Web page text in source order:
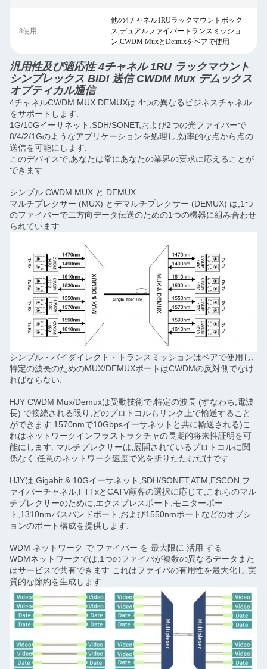
8使用:
他の4チャネル1RUラックマウントボック
ス,デュアルファイバートランスミッショ
ン,CWDM MuxとDemuxをペアで使用
汎用性及び適応性 4チャネル 1RU ラックマウント
シンプレックス BIDI 送信 CWDM Mux デムックス
オプティカル通信
4チャネルCWDM MUX DEMUXは 4つの異なるビジネスチャネル
をサポートします.
1G/10Gイーサネット,SDH/SONET,および2つの光ファイバーで
8/4/2/1Gのようなアプリケーションを処理し,効率的な点から点の
送信を可能にします.
このデバイスで,あなたは常にあなたの業界の要求に応えることが
できます.
シンプル CWDM MUX と DEMUX
マルチプレクサー (MUX) とデマルチプレクサー (DEMUX) は,1つ
のファイバーで二方向データ伝送のための1つの機器に組み合わせ
られています.
シンプル・バイダイレクト・トランスミッションはペアで使用し,
特定の波長のためのMUX/DEMUXポートはCWDMの反対側でなけ
ればならない.
HJY CWDM Mux/Demuxは受動技術で,特定の波長 (すなわち,電波
長) で接続される限り,どのプロトコルもリンク上で輸送すること
ができます.1570nmで10Gbpsイーサネットと共に輸送される)こ
れはネットワークインフラストラクチャの長期的将来性証明を可
能にします. マルチプレクサーは,展開されているプロトコルに関
係なく,任意のネットワーク速度で光を折りたたむだけです.
HJYは,Gigabit & 10Gイーサネット,SDH/SONET,ATM,ESCON,フ
ァイバーチャネル,FTTxとCATV顧客の選択に応じて,これらのマル
チプレクサーのために,エクスプレスポート,モニターポー
ト,1310nmパスバンドポート,および1550nmポートなどのオプシ
ョンのポート構成を提供します.
WDM ネットワーク で ファイバー を 最大限に 活用 する
WDMネットワークでは,1つのファイバが複数の異なるデータまた
はサービスで共有できます.これはファイバの有用性を最大化し,実
質的な節約を生成します.